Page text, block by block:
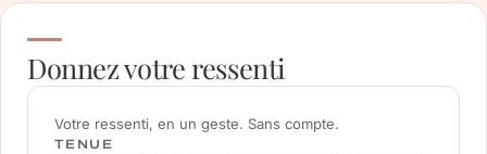
Donnez votre ressenti
Votre ressenti, en un geste. Sans compte.
TENUE